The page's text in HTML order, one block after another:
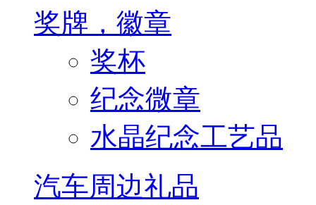
奖牌，徽章
奖杯
纪念微章
水晶纪念工艺品
汽车周边礼品